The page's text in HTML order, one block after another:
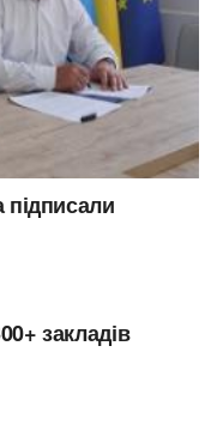
закладів